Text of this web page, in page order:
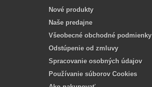
Nové produkty
Naše predajne
Všeobecné obchodné podmienky
Odstúpenie od zmluvy
Spracovanie osobných údajov
Používanie súborov Cookies